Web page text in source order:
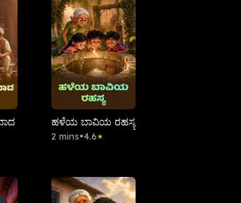
ಹಳೆಯ ಬಾವಿಯ ರಹಸ್ಯ
2 mins•4.6★